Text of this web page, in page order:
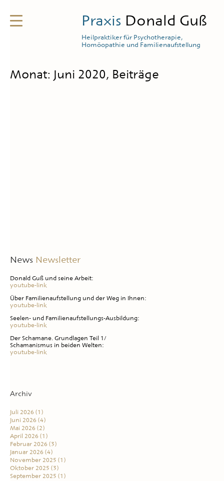
Praxis Donald Guß
Heilpraktiker für Psychotherapie,
Homöopathie und Familienaufstellung
Monat: Juni 2020, Beiträge
News Newsletter
Donald Guß und seine Arbeit:
youtube-link
Über Familienaufstellung und der Weg in Ihnen:
youtube-link
Seelen- und Familienaufstellungs-Ausbildung:
youtube-link
Der Schamane. Grundlagen Teil 1/
Schamanismus in beiden Welten:
youtube-link
Archiv
Juli 2026 (1)
Juni 2026 (4)
Mai 2026 (2)
April 2026 (1)
Februar 2026 (3)
Januar 2026 (4)
November 2025 (1)
Oktober 2025 (3)
September 2025 (1)